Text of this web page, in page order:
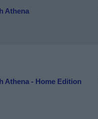
Athena
Athena - Home Edition